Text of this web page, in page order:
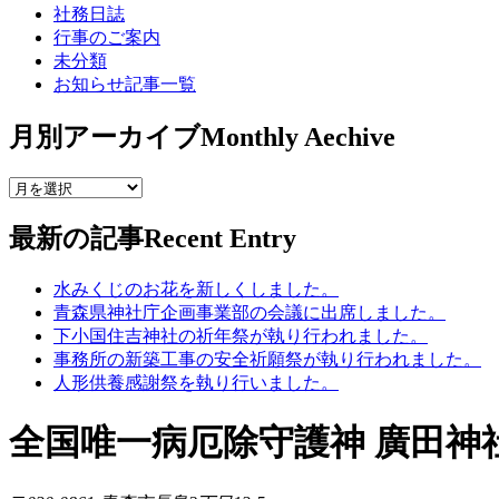
社務日誌
行事のご案内
未分類
お知らせ記事一覧
月別アーカイブMonthly Aechive
最新の記事Recent Entry
水みくじのお花を新しくしました。
青森県神社庁企画事業部の会議に出席しました。
下小国住吉神社の祈年祭が執り行われました。
事務所の新築工事の安全祈願祭が執り行われました。
人形供養感謝祭を執り行いました。
全国唯一病厄除守護神 廣田神